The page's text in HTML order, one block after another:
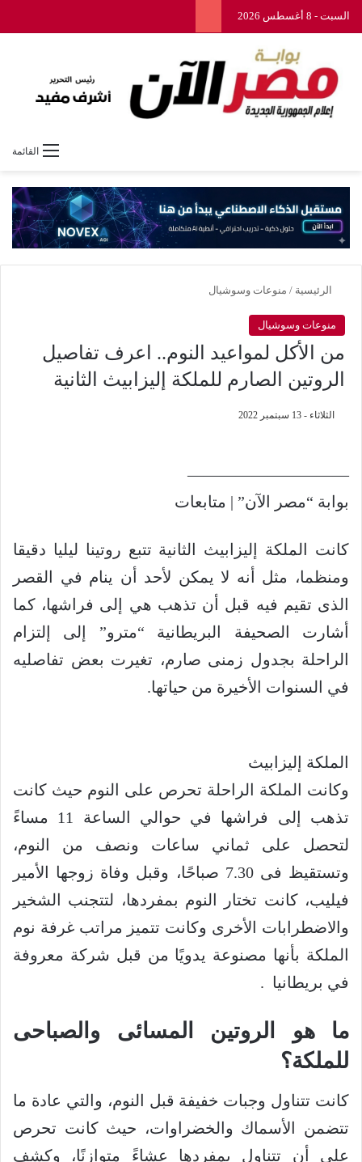
السبت - 8 أغسطس 2026
القائمة
الرئيسية / منوعات وسوشيال
منوعات وسوشيال
من الأكل لمواعيد النوم.. اعرف تفاصيل
الروتين الصارم للملكة إليزابيث الثانية
الثلاثاء - 13 سبتمبر 2022
——————————
بوابة “مصر الآن” | متابعات
كانت الملكة إليزابيث الثانية تتبع روتينا ليليا دقيقا
ومنظما، مثل أنه لا يمكن لأحد أن ينام في القصر
الذى تقيم فيه قبل أن تذهب هي إلى فراشها، كما
أشارت الصحيفة البريطانية “مترو” إلى إلتزام
الراحلة بجدول زمنى صارم، تغيرت بعض تفاصليه
في السنوات الأخيرة من حياتها.
الملكة إليزابيث
وكانت الملكة الراحلة تحرص على النوم حيث كانت
تذهب إلى فراشها في حوالي الساعة 11 مساءً
لتحصل على ثماني ساعات ونصف من النوم،
وتستقيظ فى 7.30 صباحًا، وقبل وفاة زوجها الأمير
فيليب، كانت تختار النوم بمفردها، لتتجنب الشخير
والاضطرابات الأخرى وكانت تتميز مراتب غرفة نوم
الملكة بأنها مصنوعة يدويًا من قبل شركة معروفة
في بريطانيا .
ما هو الروتين المسائى والصباحى
للملكة؟
كانت تتناول وجبات خفيفة قبل النوم، والتي عادة ما
تتضمن الأسماك والخضراوات، حيث كانت تحرص
على أن تتناول بمفردها عشاءً متوازنًا، وكشف